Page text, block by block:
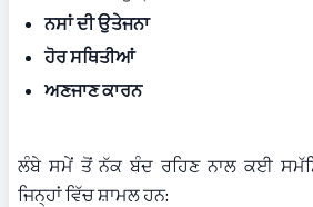
ਨਸਾਂ ਦੀ ਉਤੇਜਨਾ
ਹੋਰ ਸਥਿਤੀਆਂ
ਅਣਜਾਣ ਕਾਰਨ
ਲੰਬੇ ਸਮੇਂ ਤੋਂ ਨੱਕ ਬੰਦ ਰਹਿਣ ਨਾਲ ਕਈ
ਜਿਨ੍ਹਾਂ ਵਿੱਚ ਸ਼ਾਮਲ ਹਨ: